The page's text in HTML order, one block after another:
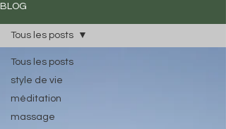
BLOG
Tous les posts
style de vie
méditation
massage
Tous les posts